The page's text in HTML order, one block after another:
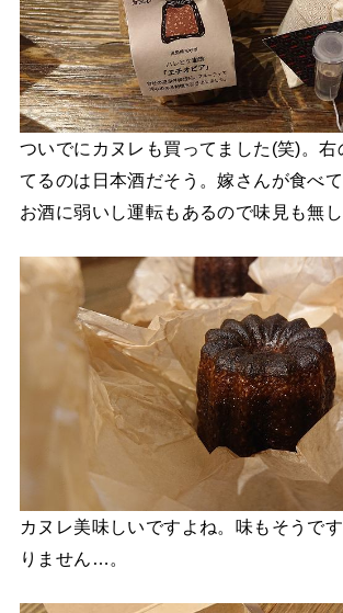
ついでにカヌレも買ってました(笑)。右
てるのは日本酒だそう。嫁さんが食べ
お酒に弱いし運転もあるので味見も無
カヌレ美味しいですよね。味もそうで
りません…。